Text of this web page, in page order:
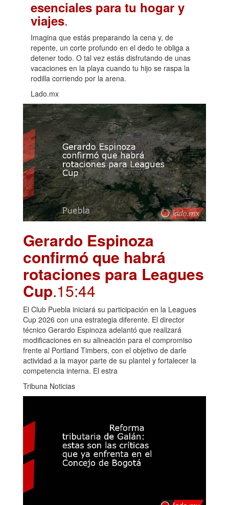
esenciales para tu hogar y
viajes.
Imagina que estás preparando la cena y, de
repente, un corte profundo en el dedo te obliga a
detener todo. O tal vez estás disfrutando de unas
vacaciones en la playa cuando tu hijo se raspa la
rodilla corriendo por la arena.
Lado.mx
Gerardo Espinoza
confirmó que habrá
rotaciones para Leagues
Cup.15:44
El Club Puebla iniciará su participación en la Leagues
Cup 2026 con una estrategia diferente. El director
técnico Gerardo Espinoza adelantó que realizará
modificaciones en su alineación para el compromiso
frente al Portland Timbers, con el objetivo de darle
actividad a la mayor parte de su plantel y fortalecer la
competencia interna. El estra
Tribuna Noticias